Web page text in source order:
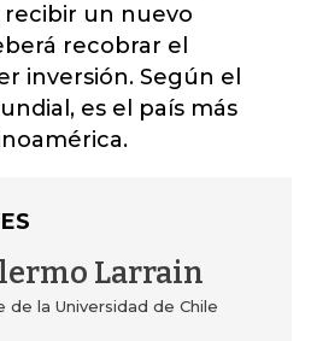
recibir un nuevo
recobrar el
inversión. Según el
es el país más
Larrain
de la Universidad de Chile